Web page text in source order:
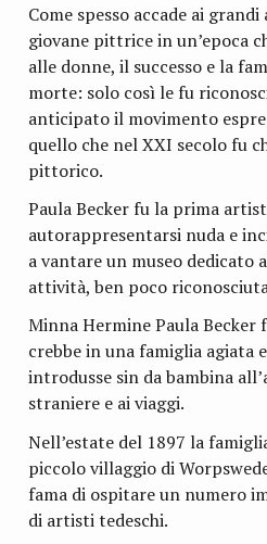
Come spesso accade ai
giovane pittrice in un’epoca
alle donne, il successo e la
morte: solo così le fu
anticipato il movimento
quello che nel XXI secolo fu
pittorico.
Paula Becker fu la prima
autorappresentarsi nuda e
a vantare un museo dedicato
attività, ben poco
Minna Hermine Paula
crebbe in una famiglia agiata
introdusse sin da bambina
straniere e ai viaggi.
Nell’estate del 1897 la
piccolo villaggio di
fama di ospitare un numero
di artisti tedeschi.